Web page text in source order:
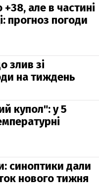
але в частині
прогноз погоди
злив зі
на тиждень
купол": у 5
синоптики дали
нового тижня